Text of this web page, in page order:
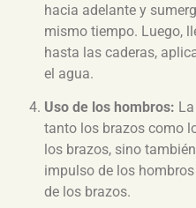
hacia adelante y
mismo tiempo. Luego,
hasta las caderas,
el agua.
Uso de los hombros:
tanto los brazos como
los brazos, sino
impulso de los
de los brazos.